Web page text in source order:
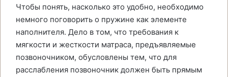
Чтобы понять, насколько это удобно, необходимо
немного поговорить о пружине как элементе
наполнителя. Дело в том, что требования к
мягкости и жесткости матраса, предъявляемые
позвоночником, обусловлены тем, что для
расслабления позвоночник должен быть прямым